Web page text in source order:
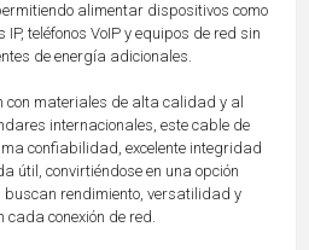
alimentar dispositivos como
teléfonos VoIP y equipos de red sin
de energía adicionales.
materiales de alta calidad y al
internacionales, este cable de
confiabilidad, excelente integridad
útil, convirtiéndose en una opción
buscan rendimiento, versatilidad y
cada conexión de red.